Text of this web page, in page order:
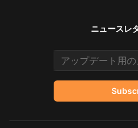
ニュースレ
Email address